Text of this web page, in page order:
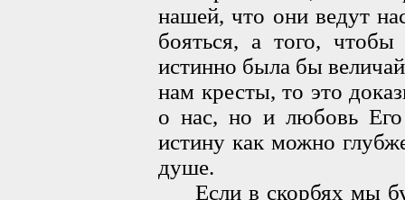
нашей, что они ведут
бояться, а того,
истинно была бы
нам кресты, то это
о нас, но и любовь
истину как можно
душе.
Если в скорбях мы